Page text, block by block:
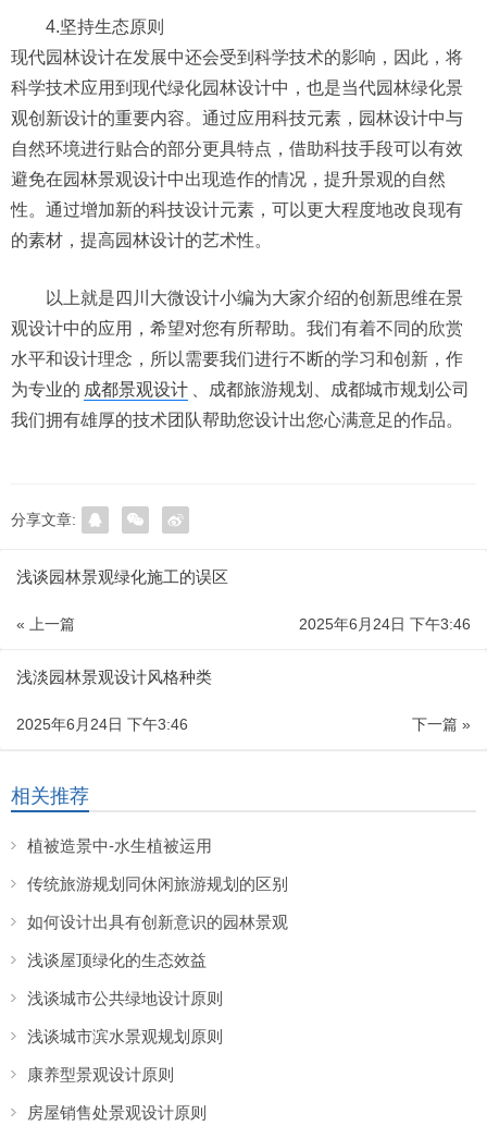
4.坚持生态原则
现代园林设计在发展中还会受到科学技术的影响，因此，将
科学技术应用到现代绿化园林设计中，也是当代园林绿化景
观创新设计的重要内容。通过应用科技元素，园林设计中与
自然环境进行贴合的部分更具特点，借助科技手段可以有效
避免在园林景观设计中出现造作的情况，提升景观的自然
性。通过增加新的科技设计元素，可以更大程度地改良现有
的素材，提高园林设计的艺术性。
以上就是四川大微设计小编为大家介绍的创新思维在景
观设计中的应用，希望对您有所帮助。我们有着不同的欣赏
水平和设计理念，所以需要我们进行不断的学习和创新，作
为专业的 成都景观设计
、成都旅游规划、成都城市规划公司
我们拥有雄厚的技术团队帮助您设计出您心满意足的作品。
分享文章:
浅谈园林景观绿化施工的误区
« 上一篇 2025年6月24日 下午3:46
浅淡园林景观设计风格种类
下一篇 »
2025年6月24日 下午3:46
相关推荐
植被造景中-水生植被运用
传统旅游规划同休闲旅游规划的区别
如何设计出具有创新意识的园林景观
浅谈屋顶绿化的生态效益
浅谈城市公共绿地设计原则
浅谈城市滨水景观规划原则
康养型景观设计原则
房屋销售处景观设计原则